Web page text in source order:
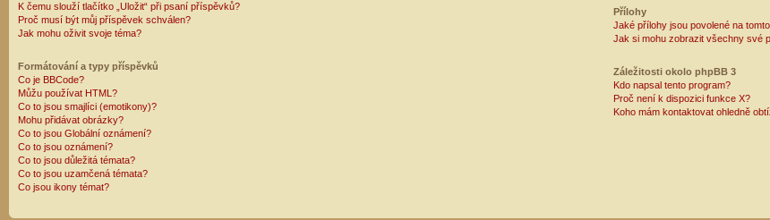
K čemu slouží tlačítko „Uložit“ při psaní příspěvků?
Proč musí být můj příspěvek schválen?
Jak mohu oživit svoje téma?
Formátování a typy příspěvků
Co je BBCode?
Můžu používat HTML?
Co to jsou smajlíci (emotikony)?
Mohu přidávat obrázky?
Co to jsou Globální oznámení?
Co to jsou oznámení?
Co to jsou důležitá témata?
Co to jsou uzamčená témata?
Co jsou ikony témat?
Přílohy
Jaké přílohy jsou povolené na
Jak si mohu zobrazit všechny své
Záležitosti okolo phpBB 3
Kdo napsal tento program?
Proč není k dispozici funkce X?
Koho mám kontaktovat ohledně